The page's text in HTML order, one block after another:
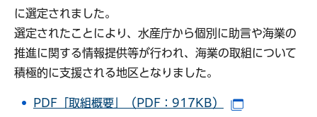
に選定されました。
選定されたことにより、水産庁から個別に助言や海業の
推進に関する情報提供等が行われ、海業の取組について
積極的に支援される地区となりました。
PDF「取組概要」（PDF：917KB）